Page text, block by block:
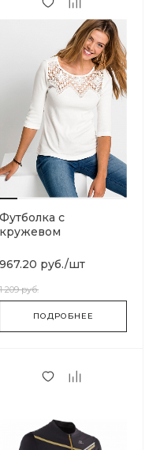
Футболка с
кружевом
967.20 руб./шт
1 209 руб.
ПОДРОБНЕЕ